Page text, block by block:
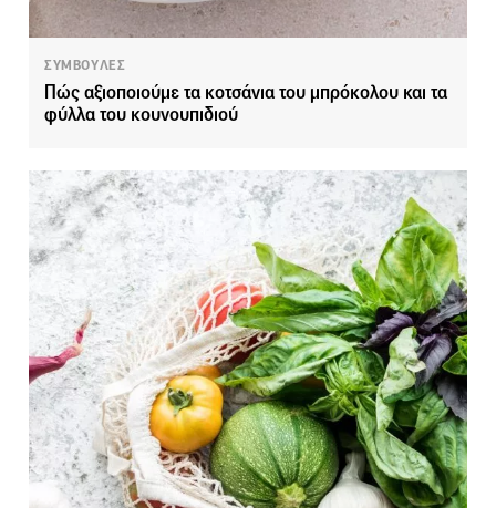
ΣΥΜΒΟΥΛΕΣ
Πώς αξιοποιούμε τα κοτσάνια του μπρόκολου και τα
φύλλα του κουνουπιδιού